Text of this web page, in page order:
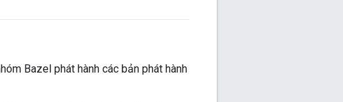
Bazel phát hành các bản phát hành